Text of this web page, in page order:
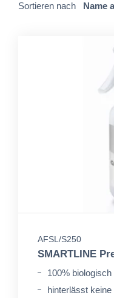
Sortieren nach
AFSL/S250
SMARTLINE
100% biologisch
hinterlässt